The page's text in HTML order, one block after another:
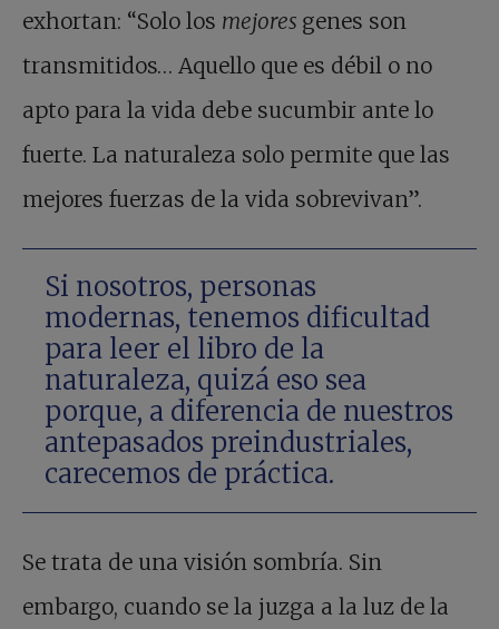
exhortan: “Solo los mejores genes son
transmitidos… Aquello que es débil o no
apto para la vida debe sucumbir ante lo
fuerte. La naturaleza solo permite que las
mejores fuerzas de la vida sobrevivan”.
Si nosotros, personas
modernas, tenemos dificultad
para leer el libro de la
naturaleza, quizá eso sea
porque, a diferencia de nuestros
antepasados preindustriales,
carecemos de práctica.
Se trata de una visión sombría. Sin
embargo, cuando se la juzga a la luz de la